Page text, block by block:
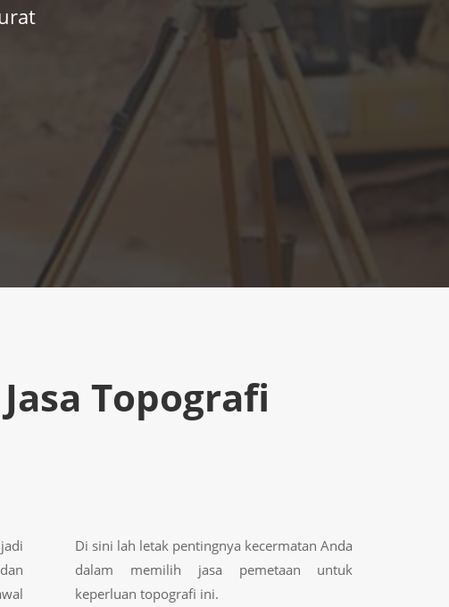
Topografi
Di sini lah letak pentingnya kecermatan Anda
dalam memilih jasa pemetaan untuk
keperluan topografi ini.